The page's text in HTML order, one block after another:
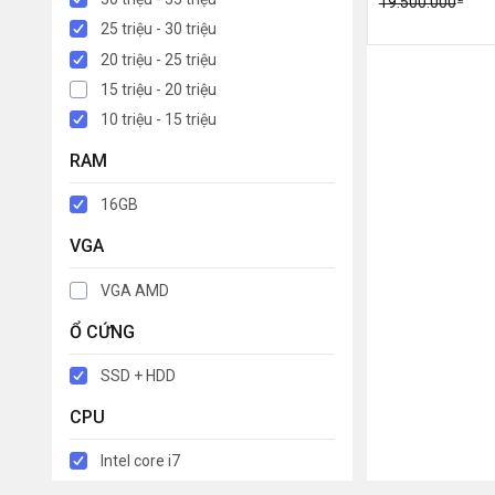
25 triệu - 30 triệu
20 triệu - 25 triệu
15 triệu - 20 triệu
10 triệu - 15 triệu
RAM
16GB
VGA
VGA AMD
Ổ CỨNG
SSD + HDD
CPU
Intel core i7